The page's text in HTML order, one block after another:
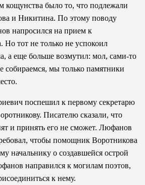
кощунства было то, что подлежали
и Никитина. По этому поводу
напросился на прием к
Но тот не только не успокоил
а еще больше возмутил: мол, сами-то
собираемся, мы только памятники
поспешил к первому секретарю
Писателю сказали, что
и принять его не сможет. Люфанов
чтобы помощник Воротникова
начальнику о создавшейся острой
направился к могилам поэтов,
к нему.